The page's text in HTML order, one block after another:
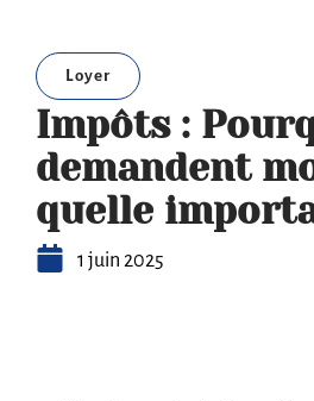
Loyer
Impôts :
demandent
quelle
1 juin 2025